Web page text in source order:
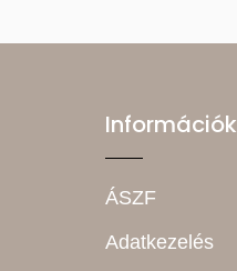
Információk
ÁSZF
Adatkezelés